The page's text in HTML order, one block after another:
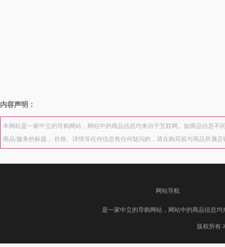
内容声明：
本网站是一家中立的导购网站，网站中的商品信息均来自于互联网。如商品信息
商品/服务的标题 、价格、详情等任何信息有任何疑问的，请在购买前与商品所属
网站导航
是一家中立的导购网站，网站中的商品信息
版权所有